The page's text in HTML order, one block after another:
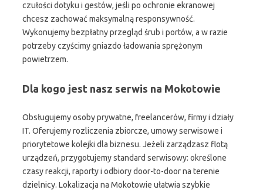
czułości dotyku i gestów, jeśli po ochronie ekranowej
chcesz zachować maksymalną responsywność.
Wykonujemy bezpłatny przegląd śrub i portów, a w razie
potrzeby czyścimy gniazdo ładowania sprężonym
powietrzem.
Dla kogo jest nasz serwis na Mokotowie
Obsługujemy osoby prywatne, freelancerów, firmy i działy
IT. Oferujemy rozliczenia zbiorcze, umowy serwisowe i
priorytetowe kolejki dla biznesu. Jeżeli zarządzasz flotą
urządzeń, przygotujemy standard serwisowy: określone
czasy reakcji, raporty i odbiory door-to-door na terenie
dzielnicy. Lokalizacja na Mokotowie ułatwia szybkie